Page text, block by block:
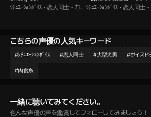
ｼﾁｭｴｰｼｮﾝﾎﾞｲｽ • 恋人同士 • カー ｼﾁｭｴｰｼｮﾝﾎﾞｲｽ • 恋人同士 •
こちらの声優の人気キーワード
#ｼﾁｭｴｰｼｮﾝﾎﾞｲｽ #恋人同士 #大型犬男 #ボイスド
#肉食系
一緒に聴いてみてください。
色んな声優の声を鑑賞してフォローしてみましょう！